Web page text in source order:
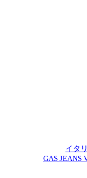
イタ
GAS JEANS